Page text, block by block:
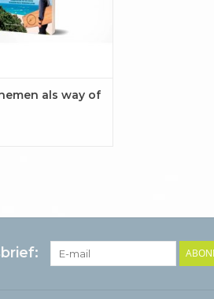
van antwoorden en
je schrap voor nieuwe
je werkende leven z
als way of